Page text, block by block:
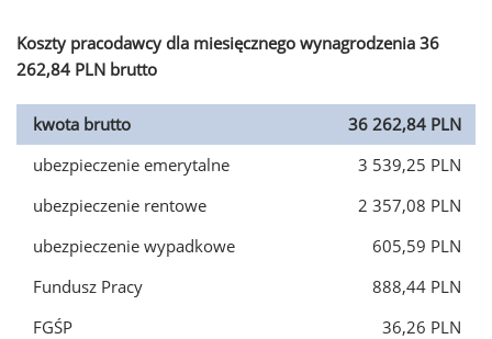
Koszty pracodawcy dla miesięcznego wynagrodzenia 36
262,84 PLN brutto
kwota brutto
36 262,84 PLN
ubezpieczenie emerytalne
3 539,25 PLN
ubezpieczenie rentowe
2 357,08 PLN
ubezpieczenie wypadkowe
605,59 PLN
Fundusz Pracy
888,44 PLN
FGŚP
36,26 PLN